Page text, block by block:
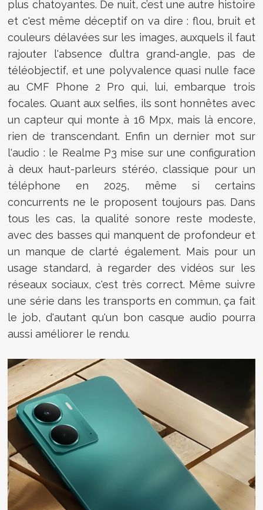
plus chatoyantes. De nuit, c’est une autre histoire
et c'est même déceptif on va dire : flou, bruit et
couleurs délavées sur les images, auxquels il faut
rajouter l'absence d’ultra grand-angle, pas de
téléobjectif, et une polyvalence quasi nulle face
au CMF Phone 2 Pro qui, lui, embarque trois
focales. Quant aux selfies, ils sont honnêtes avec
un capteur qui monte à 16 Mpx, mais là encore,
rien de transcendant. Enfin un dernier mot sur
l'audio : le Realme P3 mise sur une configuration
à deux haut-parleurs stéréo, classique pour un
téléphone en 2025, même si certains
concurrents ne le proposent toujours pas. Dans
tous les cas, la qualité sonore reste modeste,
avec des basses qui manquent de profondeur et
un manque de clarté également. Mais pour un
usage standard, à regarder des vidéos sur les
réseaux sociaux, c'est très correct. Même suivre
une série dans les transports en commun, ça fait
le job, d'autant qu'un bon casque audio pourra
aussi améliorer le rendu.